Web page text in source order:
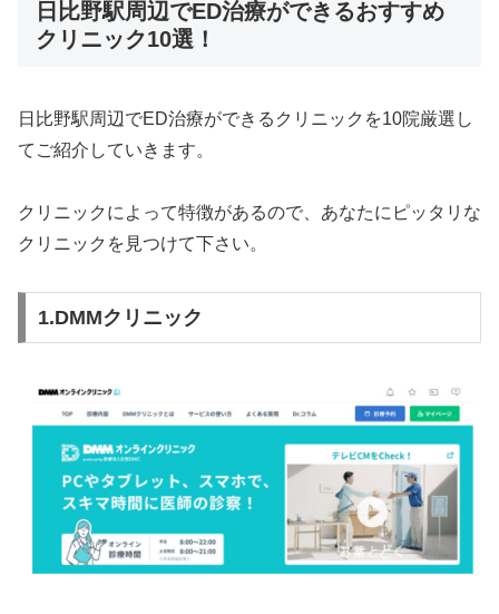
日比野駅周辺でED治療ができるおすすめ
クリニック10選！
日比野駅周辺でED治療ができるクリニックを10院厳選し
てご紹介していきます。
クリニックによって特徴があるので、あなたにピッタリな
クリニックを見つけて下さい。
1.DMMクリニック